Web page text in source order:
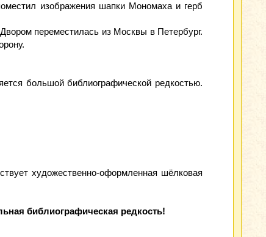
изображения шапки Мономаха и герб
переместилась из Москвы в Петербург.
большой библиографической редкостью.
художественно-оформленная шёлковая
библиографическая редкость!